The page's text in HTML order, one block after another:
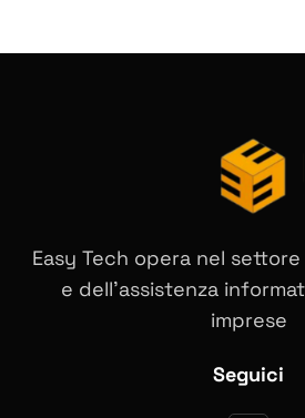
Easy Tech opera nel
e dell’assistenza
imprese
Seguici